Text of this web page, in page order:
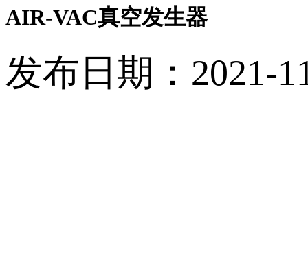
AIR-VAC真空发生器
发布日期：2021-